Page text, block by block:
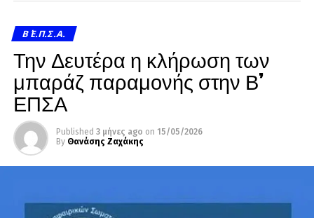
Β΄ Ε.Π.Σ.Α.
Την Δευτέρα η κλήρωση των
μπαράζ παραμονής στην Β’
ΕΠΣΑ
Published 3 μήνες ago on 15/05/2026
By Θανάσης Ζαχάκης